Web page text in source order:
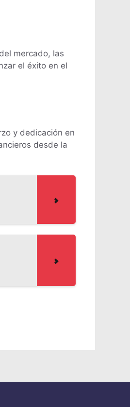
mercado, las
el éxito en el
y dedicación en
desde la